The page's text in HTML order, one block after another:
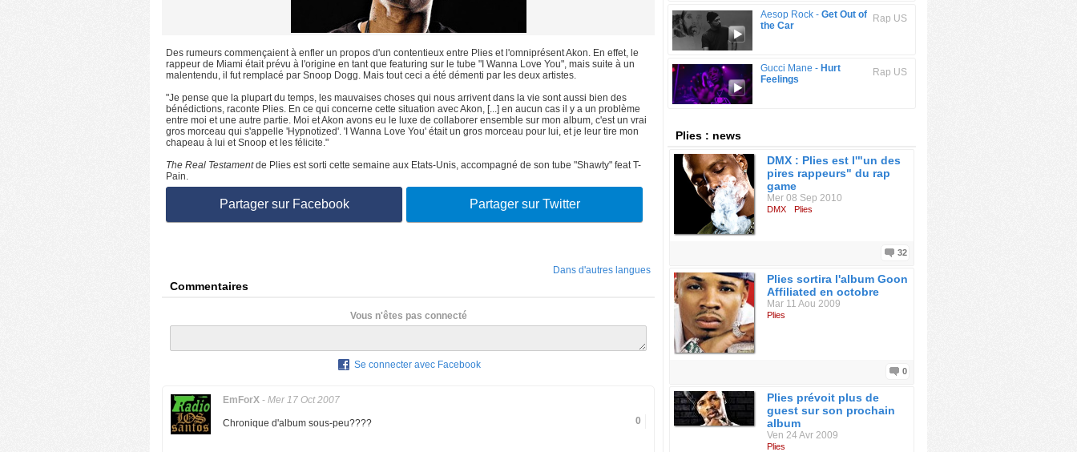
Des rumeurs commençaient à enfler un propos d'un contentieux entre Plies et l'omniprésent Akon. En effet, le
rappeur de Miami était prévu à l'origine en tant que featuring sur le tube "I Wanna Love You", mais suite à un
malentendu, il fut remplacé par Snoop Dogg. Mais tout ceci a été démenti par les deux artistes.
"Je pense que la plupart du temps, les mauvaises choses qui nous arrivent dans la vie sont aussi bien des
bénédictions, raconte Plies. En ce qui concerne cette situation avec Akon, [...] en aucun cas il y a un problème
entre moi et une autre partie. Moi et Akon avons eu le luxe de collaborer ensemble sur mon album, c'est un vrai
gros morceau qui s'appelle 'Hypnotized'. 'I Wanna Love You' était un gros morceau pour lui, et je leur tire mon
chapeau à lui et Snoop et les félicite."
The Real Testamentde Plies est sorti cette semaine aux Etats-Unis, accompagné de son tube "Shawty" feat T-
Pain.
Partager sur Facebook Partager sur Twitter
Dans d'autres langues
Commentaires
Vous n'êtes pas connecté
Se connecter avec Facebook
EmForX - Mer 17 Oct 2007
0
Chronique d'album sous-peu????
Rap US
Aesop Rock - Get Out of
the Car
Rap US
Gucci Mane - Hurt
Feelings
Plies : news
DMX : Plies est l'"un des
pires rappeurs" du rap
game
Mer 08 Sep 2010
DMX Plies
32
Plies sortira l'album Goon
Affiliated en octobre
Mar 11 Aou 2009
Plies
0
Plies prévoit plus de
guest sur son prochain
album
Ven 24 Avr 2009
Plies